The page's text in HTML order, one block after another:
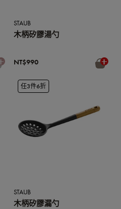
STAUB
木柄矽膠湯勺
NT$990
任3件6折
STAUB
木柄矽膠漏勺